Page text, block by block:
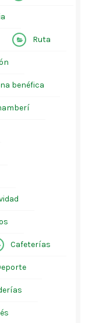
Ruta
benéfica
Cafeterías